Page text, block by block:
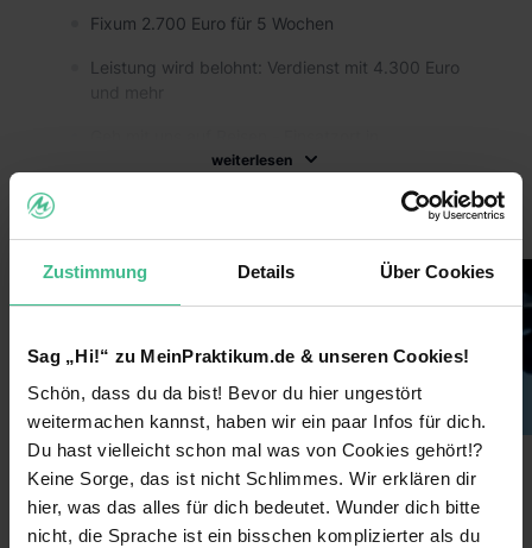
Zustimmung Details Über Cookies
Sag „Hi!“ zu MeinPraktikum.de & unseren Cookies!
Schön, dass du da bist! Bevor du hier ungestört
weitermachen kannst, haben wir ein paar Infos für dich.
Du hast vielleicht schon mal was von Cookies gehört!?
Keine Sorge, das ist nicht Schlimmes. Wir erklären dir
hier, was das alles für dich bedeutet. Wunder dich bitte
nicht, die Sprache ist ein bisschen komplizierter als du
Fixum 2.700 Euro für 5 Wochen
Leistung wird belohnt: Verdienst mit 4.300 Euro
Deutschland (Unterkunft inklusive)
Arbeits- oder Praktikumszeugnis für deinen
Lebenslauf
Wir wünschen uns:
Mindestalter: 18 Jahre
weiterlesen
Benefits
Weiterbildungsmaßnahmen